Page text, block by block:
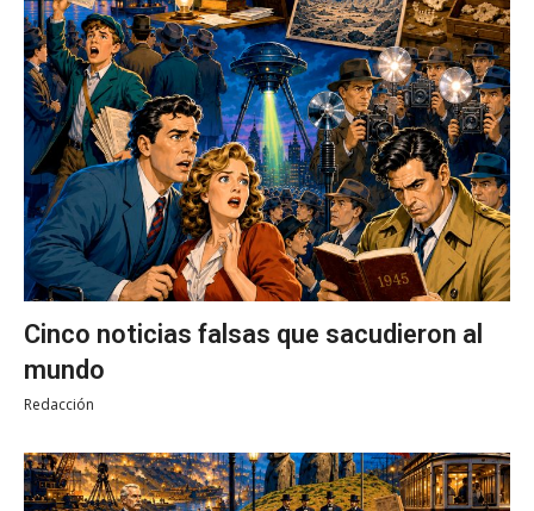
Cinco noticias falsas que sacudieron al
mundo
Redacción